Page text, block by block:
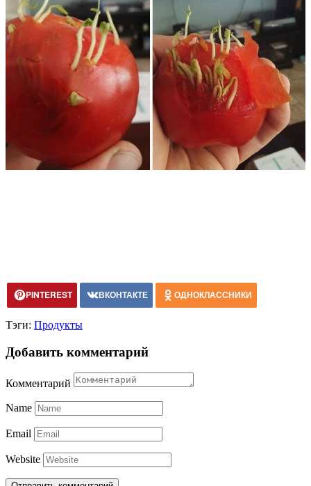
PINTEREST ВКОНТАКТЕ ОДНОКЛАССНИКИ
Тэги: Продукты
Добавить комментарий
Комментарий
Name
Email
Website